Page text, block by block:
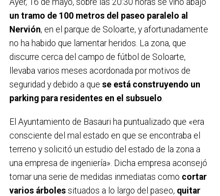
un tramo de 100 metros del paseo paralelo al
Nervión, en el parque de Soloarte, y afortunadamente
no ha habido que lamentar heridos. La zona, que
discurre cerca del campo de fútbol de Soloarte,
llevaba varios meses acordonada por motivos de
seguridad y debido a que se está construyendo un
parking para residentes en el subsuelo
El Ayuntamiento de Basauri ha puntualizado que «era
consciente del mal estado en que se encontraba el
terreno y solicitó un estudio del estado de la zona a
una empresa de ingeniería». Dicha empresa aconsejó
tomar una serie de medidas inmediatas como cortar
varios árbolessituados a lo largo del paseo, quitar